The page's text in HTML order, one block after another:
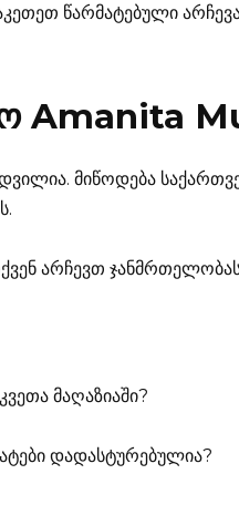
წარმატებული
Amanita
მიწოდება
არჩევთ
მაღაზიაში?
დადასტურებულია?